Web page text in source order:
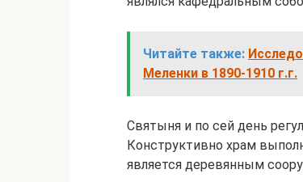
Читайте также:
Меленки в 1890-1910 г.г.
Святыня и по сей день
Конструктивно храм
является деревянным